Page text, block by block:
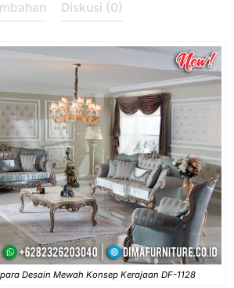
Diskusi (0)
Desain Mewah Konsep Kerajaan DF-1128